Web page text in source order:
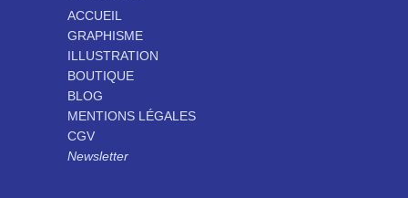
ACCUEIL
GRAPHISME
ILLUSTRATION
BOUTIQUE
BLOG
MENTIONS LÉGALES
CGV
Newsletter